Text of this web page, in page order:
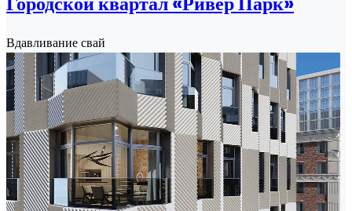
Вдавливание свай